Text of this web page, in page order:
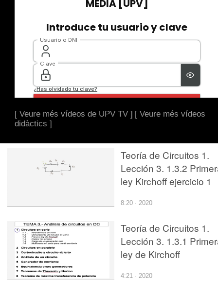
[ Veure més vídeos de UPV TV ] [ Veure més vídeos
didàctics ]
Teoría de Circuitos 1.
Lección 3. 1.3.2
ley Kirchoff ejercicio 1
8:20 · 2020
Teoría de Circuitos 1.
Lección 3. 1.3.1
ley de Kirchoff
4:21 · 2020